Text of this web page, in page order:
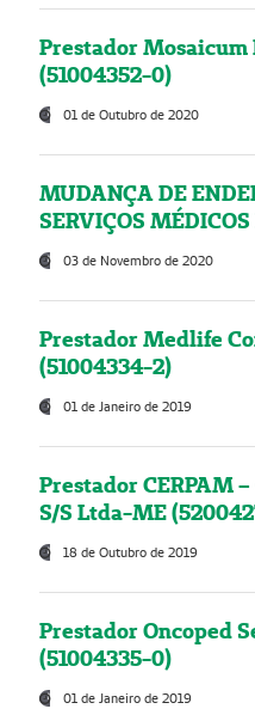
Prestador Mosaicum
(51004352-0)
01 de Outubro de 2020
MUDANÇA DE
SERVIÇOS
03 de Novembro de 2020
Prestador Medlife
(51004334-2)
01 de Janeiro de 2019
Prestador CERPAM
S/S Ltda-ME
18 de Outubro de 2019
Prestador Oncoped
(51004335-0)
01 de Janeiro de 2019